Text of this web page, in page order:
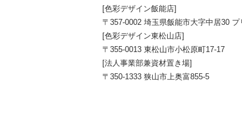
[色彩デザイン飯能店]
〒357-0002 埼玉県飯能市大字中居30
[色彩デザイン東松山店]
〒355-0013 東松山市小松原町17-17
[法人事業部兼資材置き場]
〒350-1333 狭山市上奥富855-5